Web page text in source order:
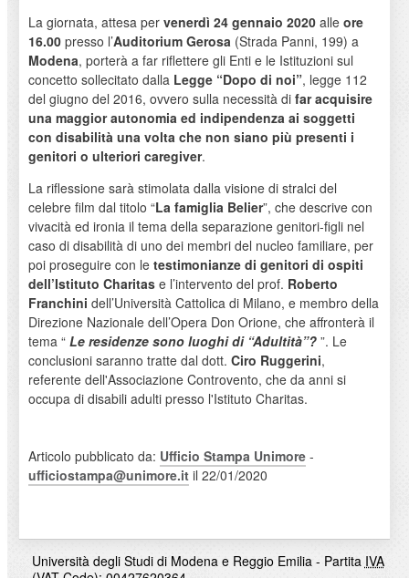
La giornata, attesa per venerdì 24 gennaio 2020alle ore
16.00presso l’Auditorium Gerosa (Strada Panni, 199) a
Modena, porterà a far riflettere gli Enti e le Istituzioni sul
concetto sollecitato dalla Legge “Dopo di noi”, legge 112
del giugno del 2016, ovvero sulla necessità di far acquisire
una maggior autonomia ed indipendenza ai soggetti
con disabilità una volta che non siano più presenti i
genitori o ulteriori caregiver.
La riflessione sarà stimolata dalla visione di stralci del
celebre film dal titolo “La famiglia Belier”, che descrive con
vivacità ed ironia il tema della separazione genitori-figli nel
caso di disabilità di uno dei membri del nucleo familiare, per
poi proseguire con le testimonianze di genitori di ospiti
dell’Istituto Charitase l’intervento del prof. Roberto
Franchini dell’Università Cattolica di Milano, e membro della
Direzione Nazionale dell’Opera Don Orione, che affronterà il
tema “ Le residenze sono luoghi di “Adultità”? ”. Le
conclusioni saranno tratte dal dott. Ciro Ruggerini,
referente dell'Associazione Controvento, che da anni si
occupa di disabili adulti presso l'Istituto Charitas.
Articolo pubblicato da: Ufficio Stampa Unimore-
ufficiostampa@unimore.itil 22/01/2020
Università degli Studi di Modena e Reggio Emilia - Partita IVA